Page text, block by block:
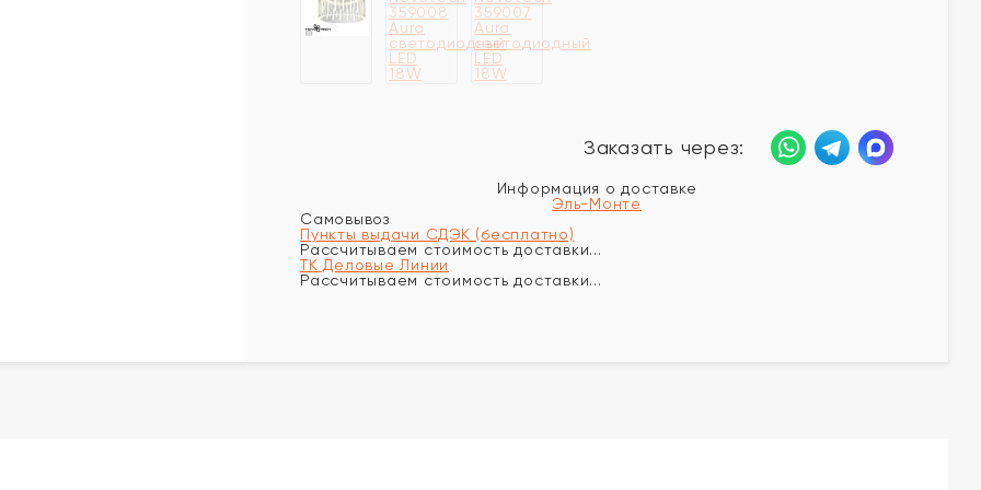
Заказать через:
Информация о доставке
Эль-Монте
Самовывоз
Пункты выдачи СДЭК (бесплатно)
Рассчитываем стоимость доставки...
ТК Деловые Линии
Рассчитываем стоимость доставки...